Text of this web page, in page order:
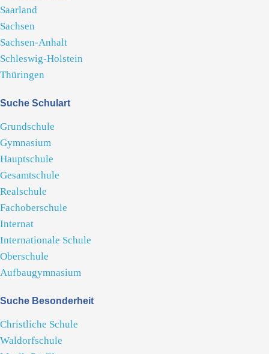
Saarland
Sachsen
Sachsen-Anhalt
Schleswig-Holstein
Thüringen
Suche Schulart
Grundschule
Gymnasium
Hauptschule
Gesamtschule
Realschule
Fachoberschule
Internat
Internationale Schule
Oberschule
Aufbaugymnasium
Suche Besonderheit
Christliche Schule
Waldorfschule